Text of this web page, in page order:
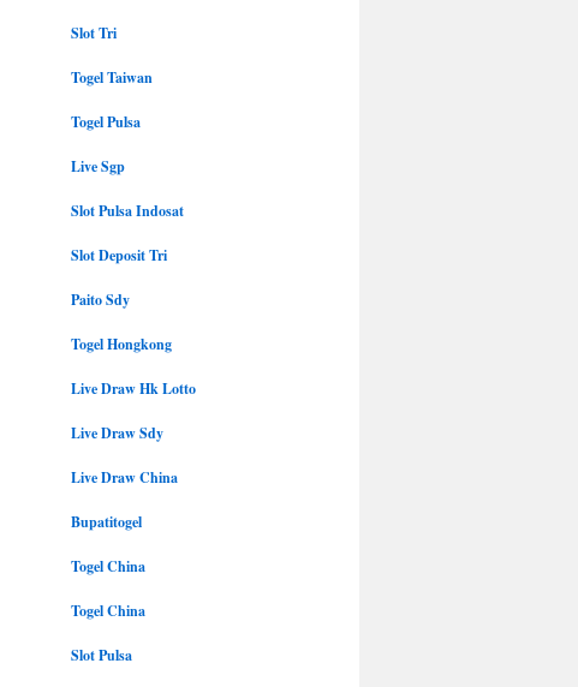
Slot Tri
Togel Taiwan
Togel Pulsa
Live Sgp
Slot Pulsa Indosat
Slot Deposit Tri
Paito Sdy
Togel Hongkong
Live Draw Hk Lotto
Live Draw Sdy
Live Draw China
Bupatitogel
Togel China
Togel China
Slot Pulsa